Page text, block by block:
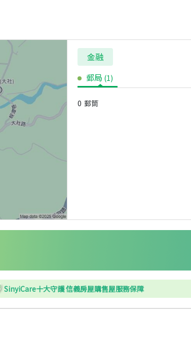
金融
郵局 (1)
0 郵筒
SinyiCare十大守護 信義房屋購售屋服務保障